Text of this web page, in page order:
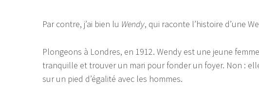
Par contre, j’ai bien lu Wendy, qui raconte l’histoire d’une
Plongeons à Londres, en 1912. Wendy est une jeune
tranquille et trouver un mari pour fonder un foyer. Non :
sur un pied d’égalité avec les hommes.